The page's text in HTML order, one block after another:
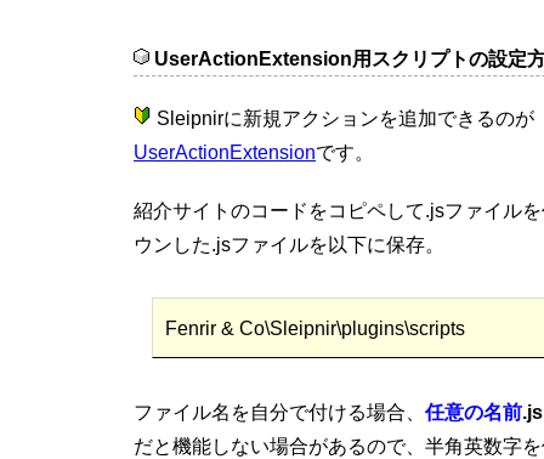
UserActionExtension用スクリプトの設定
Sleipnirに新規アクションを追加できるのが
UserActionExtensionです。
紹介サイトのコードをコピペして.jsファイル
ウンした.jsファイルを以下に保存。
Fenrir & Co\Sleipnir\plugins\scripts
ファイル名を自分で付ける場合、 任意の名前.js
だと機能しない場合があるので、半角英数字